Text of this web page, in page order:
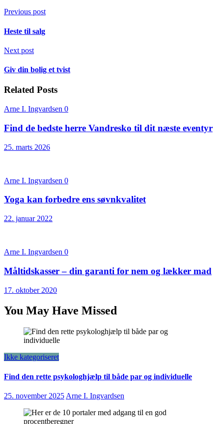
Previous post
Heste til salg
Next post
Giv din bolig et tvist
Related Posts
Arne I. Ingvardsen 0
Find de bedste herre Vandresko til dit næste eventyr
25. marts 2026
Arne I. Ingvardsen 0
Yoga kan forbedre ens søvnkvalitet
22. januar 2022
Arne I. Ingvardsen 0
Måltidskasser – din garanti for nem og lækker mad
17. oktober 2020
You May Have Missed
Ikke kategoriseret
Find den rette psykologhjælp til både par og individuelle
25. november 2025 Arne I. Ingvardsen